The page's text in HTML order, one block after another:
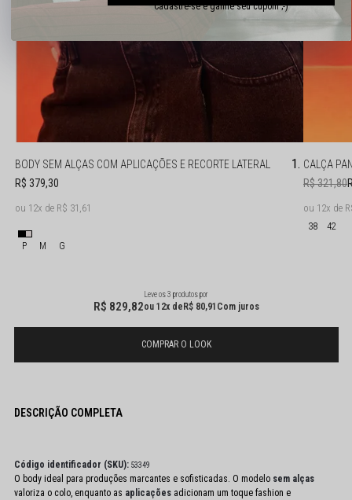
BODY SEM ALÇAS COM APLICAÇÕES E RECORTE LATERAL
R$ 379,30
12x R$ 31,61
P M G
CALÇA
R$ 321,80
12x
38 42
Leve os 3 produtos
R$ 829,82 12x R$ 80,91 Com juros
DESCRIÇÃO COMPLETA
Código identificador (SKU):53349
O body ideal para produções marcantes e sofisticadas. O modelo sem alças
valoriza o colo, enquanto as aplicaçõesadicionam um toque fashion e
Cadastre-se e ganhe seu cupom ;-)